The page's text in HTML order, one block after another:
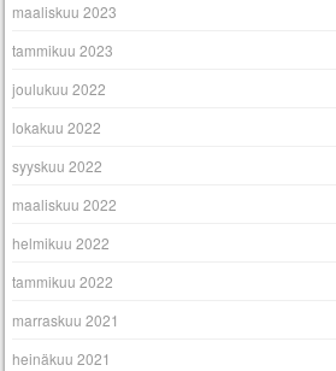
maaliskuu 2023
tammikuu 2023
joulukuu 2022
lokakuu 2022
syyskuu 2022
maaliskuu 2022
helmikuu 2022
tammikuu 2022
marraskuu 2021
heinäkuu 2021